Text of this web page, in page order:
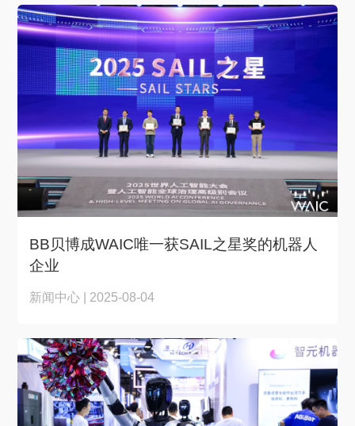
BB贝博成WAIC唯一获SAIL之星奖的机器人
企业
新闻中心 | 2025-08-04